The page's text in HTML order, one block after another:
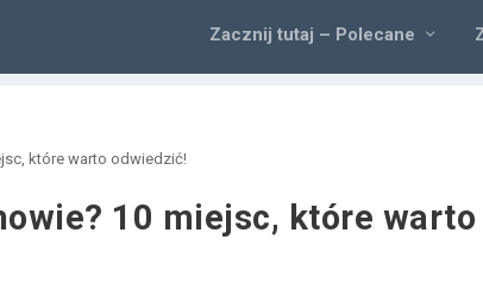
Zacznij tutaj – Polecane
które warto odwiedzić!
10 miejsc, które warto